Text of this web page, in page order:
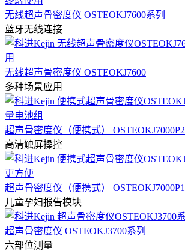
无线超声骨密度仪 OSTEOKJ7600系列
蓝牙无线连接
无线超声骨密度仪 OSTEOKJ7600
多种场景应用
超声骨密度仪（便携式） OSTEOKJ7000P2
高清触屏操控
超声骨密度仪（便携式） OSTEOKJ7000P1
儿童孕妇报告模块
超声骨密度仪 OSTEOKJ3700系列
六部位测量